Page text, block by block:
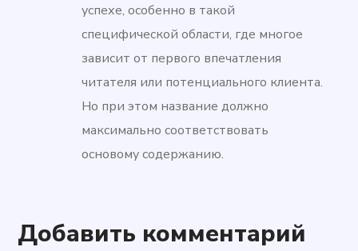
успехе, особенно в такой
специфической области, где многое
зависит от первого впечатления
читателя или потенциального клиента.
Но при этом название должно
максимально соответствовать
основому содержанию.
Добавить комментарий